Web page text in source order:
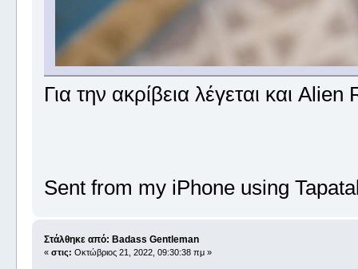
Για την ακρίβεια λέγεται και
Sent from my iPhone using
Στάλθηκε από: Badass Gentleman
« στις: Οκτώβριος 21, 2022, 09:30:38 πμ »